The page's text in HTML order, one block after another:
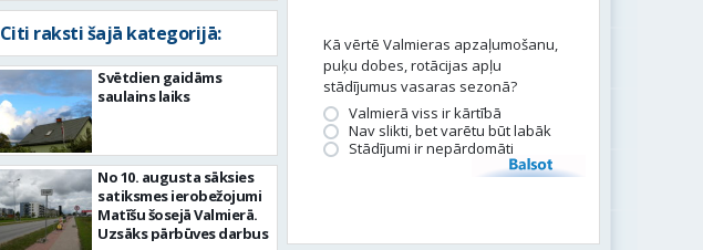
Citi raksti šajā kategorijā:
Svētdien gaidāms
saulains laiks
No 10. augusta sāksies
satiksmes ierobežojumi
Matīšu šosejā Valmierā.
Uzsāks pārbūves darbus
Kā vērtē Valmieras apzaļumošanu,
puķu dobes, rotācijas apļu
stādījumus vasaras sezonā?
Valmierā viss ir kārtībā
Nav slikti, bet varētu būt labāk
Stādījumi ir nepārdomāti
Balsot